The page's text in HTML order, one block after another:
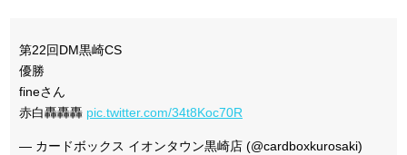
第22回DM黒崎CS
優勝
fineさん
赤白轟轟轟 pic.twitter.com/34t8Koc70R
— カードボックス イオンタウン黒崎店 (@cardboxkurosaki)